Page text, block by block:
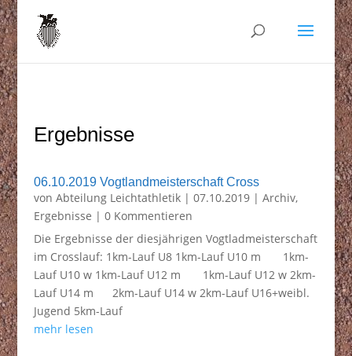
Ergebnisse
06.10.2019 Vogtlandmeisterschaft Cross
von Abteilung Leichtathletik| 07.10.2019| Archiv,
Ergebnisse | 0 Kommentieren
Die Ergebnisse der diesjährigen Vogtladmeisterschaft
im Crosslauf: 1km-Lauf U8 1km-Lauf U10 m 1km-
Lauf U10 w 1km-Lauf U12 m 1km-Lauf U12 w 2km-
Lauf U14 m 2km-Lauf U14 w 2km-Lauf U16+weibl.
Jugend 5km-Lauf
mehr lesen